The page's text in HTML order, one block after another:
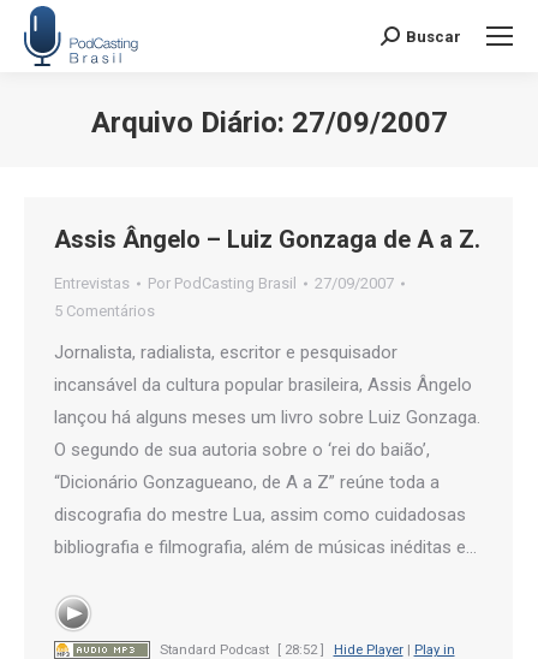
Search:
Buscar
Arquivo Diário: 27/09/2007
Assis Ângelo – Luiz Gonzaga de A a Z.
Entrevistas Por PodCasting Brasil
27/09/2007
5 Comentários
Jornalista, radialista, escritor e pesquisador
incansável da cultura popular brasileira, Assis Ângelo
lançou há alguns meses um livro sobre Luiz Gonzaga.
O segundo de sua autoria sobre o ‘rei do baião’,
“Dicionário Gonzagueano, de A a Z” reúne toda a
discografia do mestre Lua, assim como cuidadosas
bibliografia e filmografia, além de músicas inéditas e…
Standard Podcast [ 28:52 ] Hide Player| Play in